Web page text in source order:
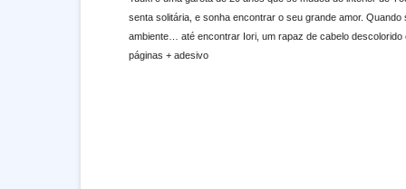
senta solitária, e sonha encontrar o seu grande amor.
ambiente… até encontrar Iori, um rapaz de cabelo
páginas + adesivo